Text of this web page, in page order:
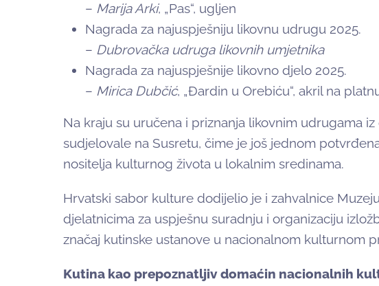
– Marija Arki, „Pas“, ugljen
Nagrada za najuspješniju likovnu udrugu 2025.
– Dubrovačka udruga likovnih umjetnika
Nagrada za najuspješnije likovno djelo 2025.
– Mirica Dubčić, „Đardin u Orebiću“, akril na
Na kraju su uručena i priznanja likovnim udrugama
sudjelovale na Susretu, čime je još jednom
nositelja kulturnog života u lokalnim sredinama.
Hrvatski sabor kulture dodijelio je i zahvalnice
djelatnicima za uspješnu suradnju i organizaciju
značaj kutinske ustanove u nacionalnom kulturnom
Kutina kao prepoznatljiv domaćin nacionalnih